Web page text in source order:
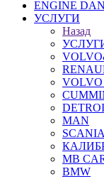
ENGINE
УСЛУГИ
Назад
VOLVO
MAN
SCANIA
MB
BMW